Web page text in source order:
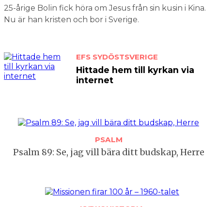
25-årige Bolin fick höra om Jesus från sin kusin i Kina.
Nu är han kristen och bor i Sverige.
EFS SYDÖSTSVERIGE
Hittade hem till kyrkan via
internet
PSALM
Psalm 89: Se, jag vill bära ditt budskap, Herre